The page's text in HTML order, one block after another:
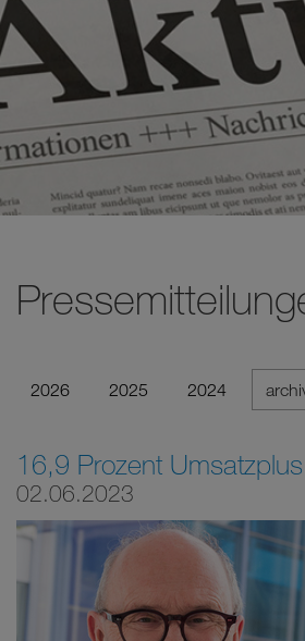
2026 2025 2024
16,9 Prozent Umsatzplus
02.06.2023